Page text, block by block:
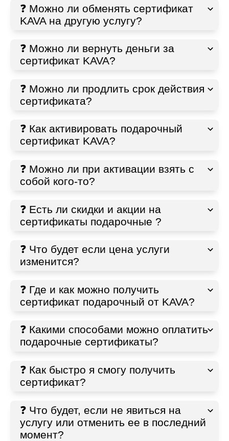
8 марта
Свадьба
Новый год
День защитника
Помолвка
День матери
Подарки маме
Подарки папе
Подарки жене
Подарки для брата
Подарки для парня
Подарки для девушки
Подарки для шефа
Подарки для родителей
Подарки для подростка
Подарки для ребенка
Подарки для друга
❓ Можно ли обменять сертификат
KAVA на другую услугу?
❓ Можно ли вернуть деньги за
сертификат KAVA?
❓ Можно ли продлить срок действия
сертификата?
❓ Как активировать подарочный
сертификат KAVA?
❓ Можно ли при активации взять с
собой кого-то?
❓ Есть ли скидки и акции на
сертификаты подарочные ?
❓ Что будет если цена услуги
изменится?
❓ Где и как можно получить
сертификат подарочный от KAVA?
❓ Какими способами можно оплатить
подарочные сертификаты?
❓ Как быстро я смогу получить
сертификат?
❓ Что будет, если не явиться на
услугу или отменить ее в последний
момент?